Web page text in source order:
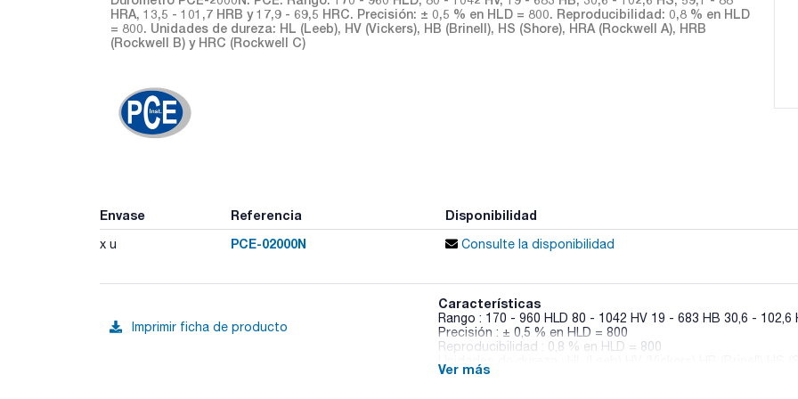
HRA, 13,5 - 101,7 HRB y 17,9 - 69,5 HRC. Precisión: ± 0,5 % en HLD = 800. Reproducibilidad: 0,8 % en HLD
= 800. Unidades de dureza: HL (Leeb), HV (Vickers), HB (Brinell), HS (Shore), HRA (Rockwell A), HRB
(Rockwell B) y HRC (Rockwell C)
Envase Referencia Disponibilidad
x u PCE-02000N Consulte la disponibilidad
Imprimir ficha de producto
Características
Rango : 170 - 960 HLD 80 - 1042 HV 19 - 683 HB 30,6 -
Precisión : ± 0,5 % en HLD = 800
Reproducibilidad : 0,8 % en HLD = 800
(Rockwell C)
Ver más